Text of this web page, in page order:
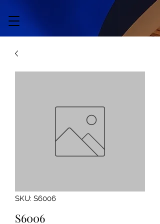
SKU: S6006
S6006